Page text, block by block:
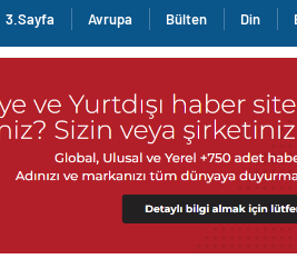
3.Sayfa Avrupa Bülten Din